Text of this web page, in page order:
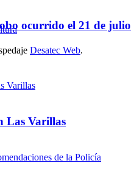
ocurrido el 21 de julio
Las Varillas
Desatec Web.